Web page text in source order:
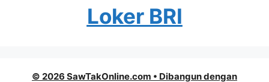
Loker BRI
© 2026 SawTakOnline.com • Dibangun dengan